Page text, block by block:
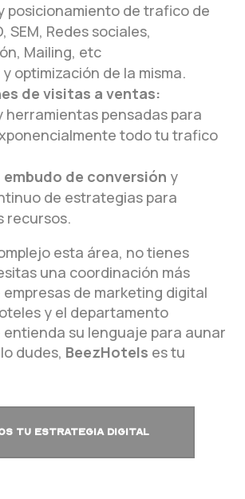
posicionamiento de trafico de
SEM, Redes sociales,
Mailing, etc
y optimización de la misma.
de visitas a ventas:
herramientas pensadas para
todo tu trafico
de conversión y
de estrategias para
recursos.
esta área, no tienes
una coordinación más
de marketing digital
y el departamento
su lenguaje para aunar
dudes, BeezHotels es tu
TU ESTRATEGIA DIGITAL